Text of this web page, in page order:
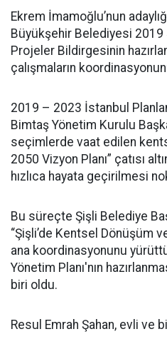
Ekrem İmamoğlu’nun
Büyükşehir Belediyesi
Projeler Bildirgesinin
çalışmaların
2019 – 2023 İstanbul
Bimtaş Yönetim Kurulu
seçimlerde vaat edilen
2050 Vizyon Planı” çatısı
hızlıca hayata geçirilmesi
Bu süreçte Şişli Belediye
“Şişli’de Kentsel Dönüşüm
ana koordinasyonunu
Yönetim Planı'nın
biri oldu.
Resul Emrah Şahan, evli ve